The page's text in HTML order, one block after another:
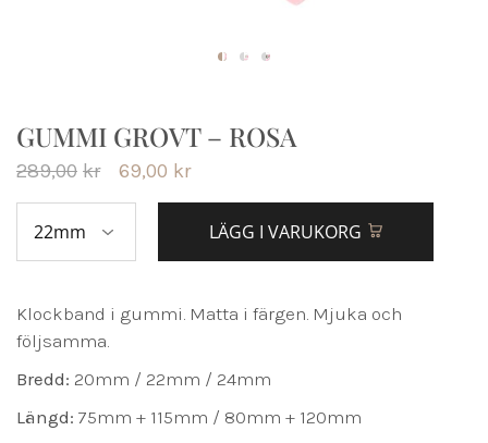
GUMMI GROVT – ROSA
289,00 kr 69,00 kr
LÄGG I VARUKORG
Klockband i gummi. Matta i färgen. Mjuka och
följsamma.
Bredd: 20mm / 22mm / 24mm
Längd: 75mm + 115mm / 80mm + 120mm